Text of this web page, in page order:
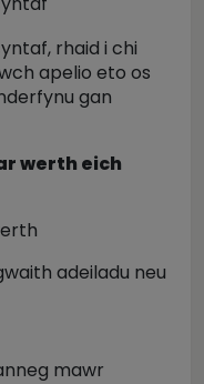
rhaid i chi
apelio eto os
gan
werth eich
adeiladu neu
mawr